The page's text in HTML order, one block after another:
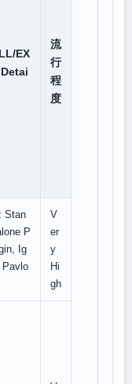
EX
流
行
程
度
Stan
P
Ig
Pavlo
V
er
y
Hi
gh